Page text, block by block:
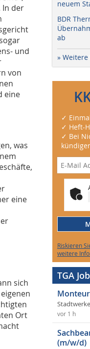
In der
und
von
eine
was
eine
sich
Ort
neuem
BDR
ab
» Weitere
✓
✓ Heft-
✓ Bei
Riskieren
weitere
TGA
vor 1 h
(m/w/d)